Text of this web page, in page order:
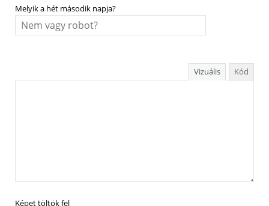
Melyik a hét második napja?
Vizuális Kód
Képet töltök fel